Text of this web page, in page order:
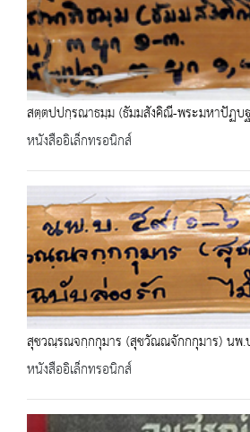
สตฺตปปกฺรณาธมฺม (ธัมมสังคิณี-พระมหาปัฏ
หนังสืออิเล็กทรอนิกส์
สุชวณฺรณจกฺกกุมาร (สุชวัณณจักกกุมาร) นพ
หนังสืออิเล็กทรอนิกส์